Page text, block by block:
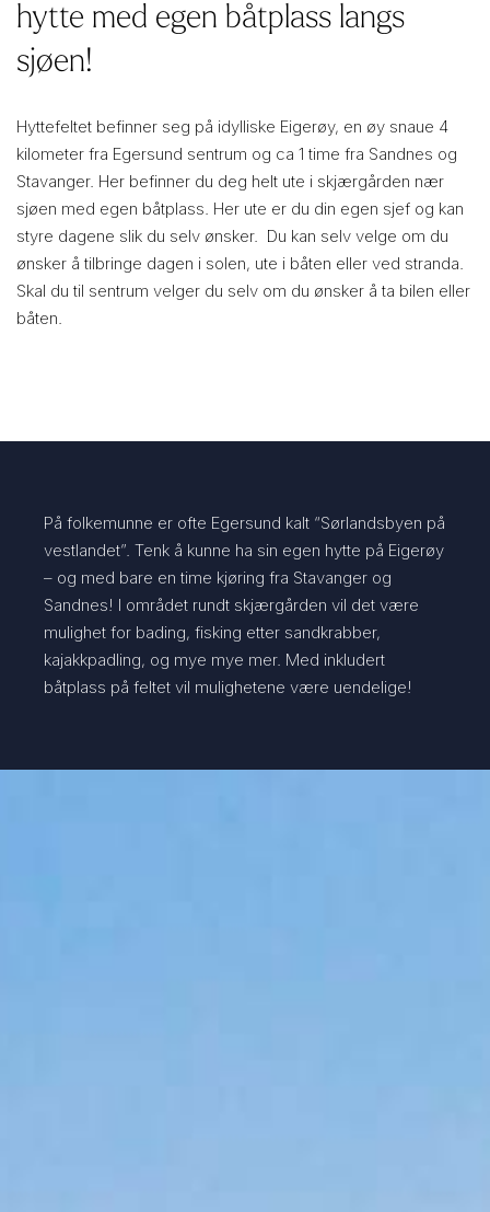
hytte med egen båtplass langs
sjøen!
Hyttefeltet befinner seg på idylliske Eigerøy, en øy snaue 4
kilometer fra Egersund sentrum og ca 1 time fra Sandnes og
Stavanger. Her befinner du deg helt ute i skjærgården nær
sjøen med egen båtplass. Her ute er du din egen sjef og kan
styre dagene slik du selv ønsker. Du kan selv velge om du
ønsker å tilbringe dagen i solen, ute i båten eller ved stranda.
Skal du til sentrum velger du selv om du ønsker å ta bilen eller
båten.
På folkemunne er ofte Egersund kalt “Sørlandsbyen på
vestlandet”. Tenk å kunne ha sin egen hytte på Eigerøy
– og med bare en time kjøring fra Stavanger og
Sandnes! I området rundt skjærgården vil det være
mulighet for bading, fisking etter sandkrabber,
kajakkpadling, og mye mye mer. Med inkludert
båtplass på feltet vil mulighetene være uendelige!